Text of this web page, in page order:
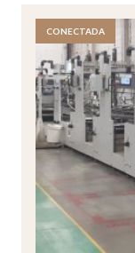
CONECTADA